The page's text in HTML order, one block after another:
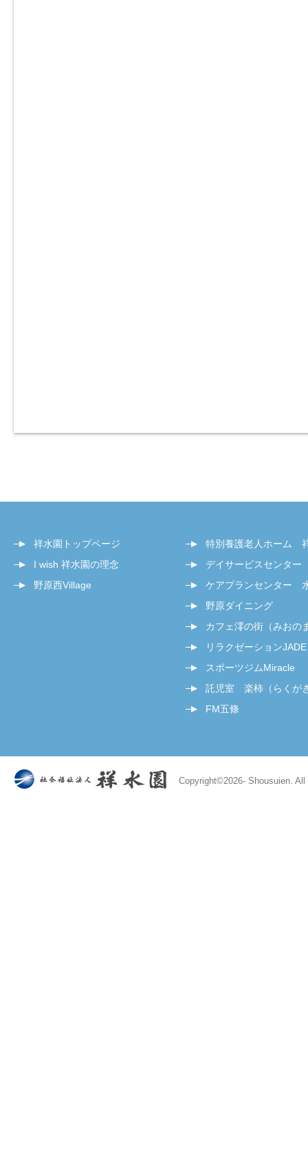
祥水園トップページ
I wish 祥水園の理念
野原西Village
特別養護老人ホーム
デイサービスセンタ
ケアプランセンター
野原ダイニング
カフェ澪の街（みおの
リラクゼーションJADE
スポーツジムMiracle
託児室 楽柿（らくが
FM五條
Copyright©2026- Shousuien.